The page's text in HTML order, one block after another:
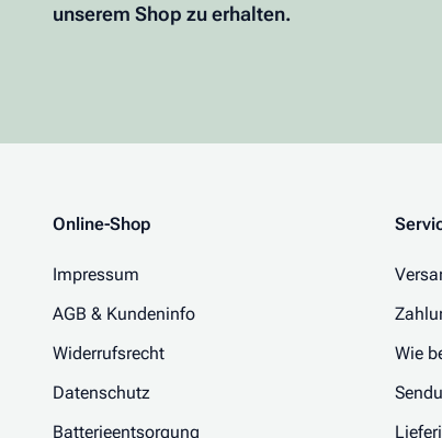
unserem Shop zu erhalten.
Online-Shop
Impressum
AGB & Kundeninfo
Widerrufsrecht
Datenschutz
Batterieentsorgung
Wie